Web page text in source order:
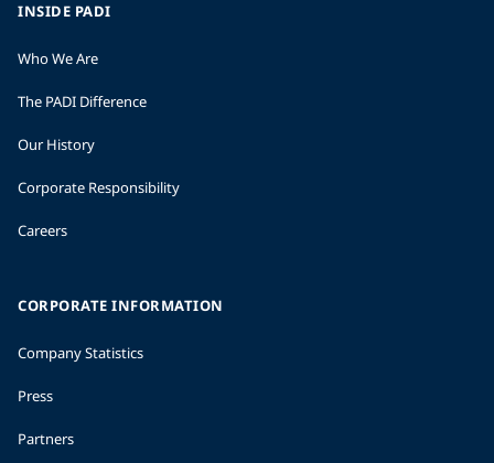
INSIDE PADI
Who We Are
The PADI Difference
Our History
Corporate Responsibility
Careers
CORPORATE INFORMATION
Company Statistics
Press
Partners